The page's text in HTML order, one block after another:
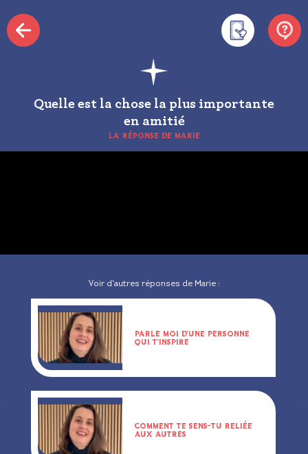
Quelle est la chose la plus importante
en amitié
LA RÉPONSE DE MARIE
Voir d'autres réponses de Marie :
PARLE MOI D’UNE PERSONNE
QUI T’INSPIRE
COMMENT TE SENS-TU RELIÉE
AUX AUTRES